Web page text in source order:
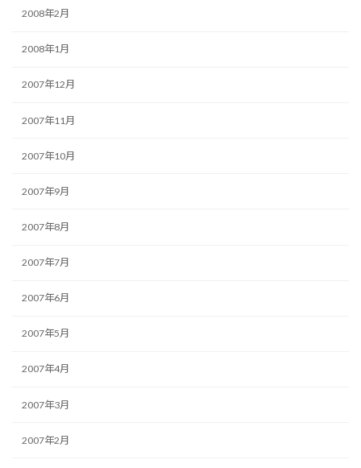
2008年2月
2008年1月
2007年12月
2007年11月
2007年10月
2007年9月
2007年8月
2007年7月
2007年6月
2007年5月
2007年4月
2007年3月
2007年2月